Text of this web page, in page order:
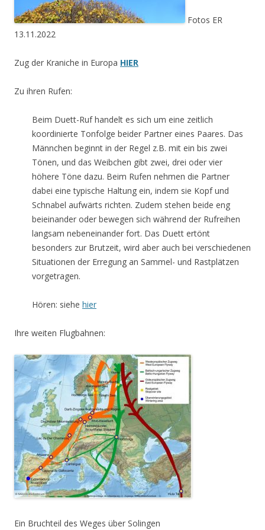
Fotos ER
13.11.2022
Zug der Kraniche in Europa HIER
Zu ihren Rufen:
Beim Duett-Ruf handelt es sich um eine zeitlich
koordinierte Tonfolge beider Partner eines Paares. Das
Männchen beginnt in der Regel z.B. mit ein bis zwei
Tönen, und das Weibchen gibt zwei, drei oder vier
höhere Töne dazu. Beim Rufen nehmen die Partner
dabei eine typische Haltung ein, indem sie Kopf und
Schnabel aufwärts richten. Zudem stehen beide eng
beieinander oder bewegen sich während der Rufreihen
langsam nebeneinander fort. Das Duett ertönt
besonders zur Brutzeit, wird aber auch bei verschiedenen
Situationen der Erregung an Sammel- und Rastplätzen
vorgetragen.
Hören: siehe hier
Ihre weiten Flugbahnen:
Ein Bruchteil des Weges über Solingen